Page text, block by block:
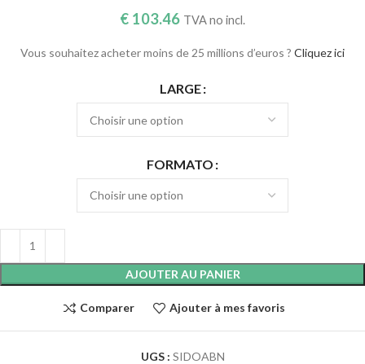
€ 103.46 TVA no incl.
Vous souhaitez acheter moins de 25 millions d’euros ? Cliquez ici
LARGE
FORMATO
AJOUTER AU PANIER
Comparer Ajouter à mes favoris
UGS : SIDOABN